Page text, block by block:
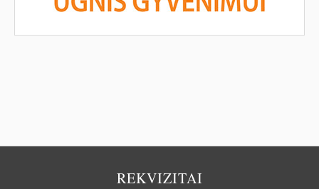
REKVIZITAI